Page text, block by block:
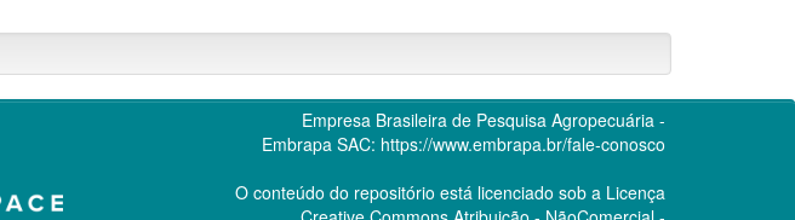
Empresa Brasileira de Pesquisa Agropecuária -
Embrapa SAC: https://www.embrapa.br/fale-conosco
O conteúdo do repositório está licenciado sob a Licença